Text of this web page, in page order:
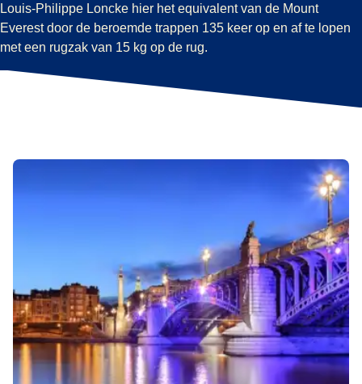
Louis-Philippe Loncke hier het equivalent van de Mount
Everest door de beroemde trappen 135 keer op en af te lopen
met een rugzak van 15 kg op de rug.